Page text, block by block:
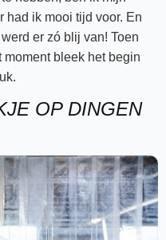
had ik mooi tijd voor. En
er zó blij van! Toen
moment bleek het begin
OP DINGEN